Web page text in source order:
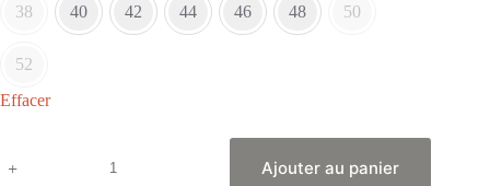
38 40 42 44 46 48 50
52
Effacer
Ajouter au panier